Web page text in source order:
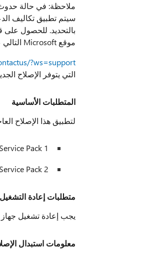
ملاحظة: في حالة
سيتم تطبيق تكاليف
موقع Microsoft التالي على الويب:
?ws=support
التي يتوفر الإصلاح
المتطلبات الأساسية
لتطبيق هذا الإصلاح
Pack 1
Pack 2
متطلبات إعادة التشغيل
يجب إعادة تشغيل جهاز
معلومات استبدال